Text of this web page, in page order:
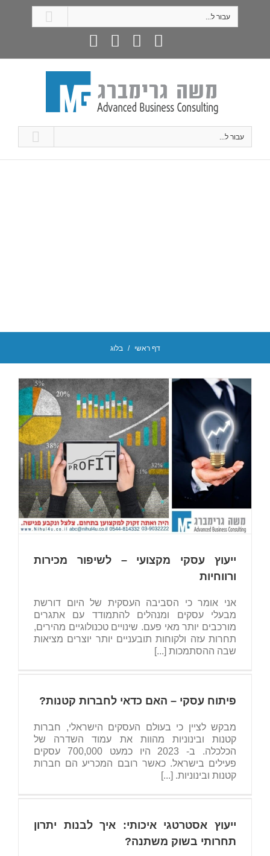
עבור ל...
עבור ל...
דף ראשי / בלוג
ייעוץ עסקי מקצועי – לשיפור מכירות
ורווחיות
אני אומר כי הסביבה העסקית של היום דורשת
מבעלי עסקים ומנהלים להתמודד עם אתגרים
מורכבים יותר מאי פעם. שינויים טכנולוגיים מהירים,
תחרות עזה ולקוחות תובעניים יותר יוצרים מציאות
שבה ההסתמכות [...]
פיתוח עסקי – האם כדאי לחברות קטנות?
מבקש לציין כי בעולם העסקים הישראלי, חברות
קטנות ובינוניות מהוות את עמוד השדרה של
הכלכלה. ב- 2023 היו כמעט 700,000 עסקים
פעילים בישראל. כאשר רובם המכריע הם חברות
קטנות ובינוניות. [...]
ייעוץ אסטרטגי איכותי: איך לבנות יתרון
תחרותי בשוק משתנה?